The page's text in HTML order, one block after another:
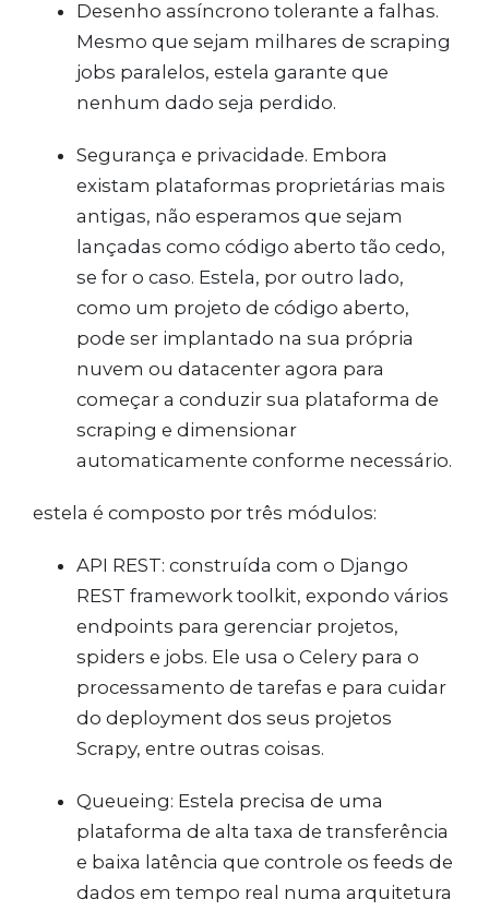
Desenho assíncrono tolerante a falhas.
Mesmo que sejam milhares de scraping
jobs paralelos, estela garante que
nenhum dado seja perdido.
Segurança e privacidade. Embora
existam plataformas proprietárias mais
antigas, não esperamos que sejam
lançadas como código aberto tão cedo,
se for o caso. Estela, por outro lado,
como um projeto de código aberto,
pode ser implantado na sua própria
nuvem ou datacenter agora para
começar a conduzir sua plataforma de
scraping e dimensionar
automaticamente conforme necessário.
estela é composto por três módulos:
API REST: construída com o Django
REST framework toolkit, expondo vários
endpoints para gerenciar projetos,
spiders e jobs. Ele usa o Celery para o
processamento de tarefas e para cuidar
do deployment dos seus projetos
Scrapy, entre outras coisas.
Queueing: Estela precisa de uma
plataforma de alta taxa de transferência
e baixa latência que controle os feeds de
dados em tempo real numa arquitetura